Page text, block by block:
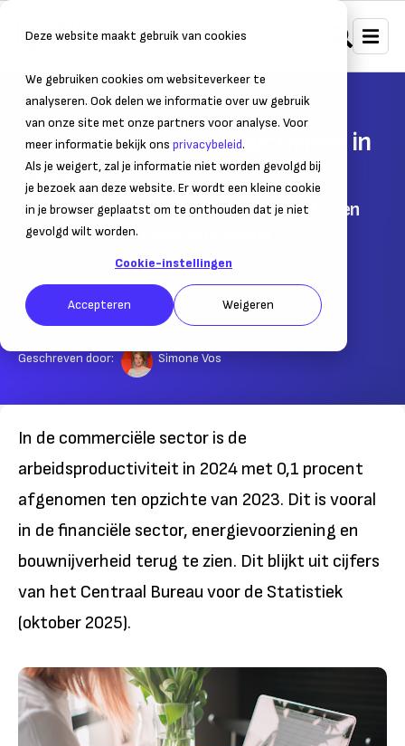
Deze website maakt gebruik van cookies
We gebruiken cookies om websiteverkeer te
analyseren. Ook delen we informatie over uw gebruik
van onze site met onze partners voor analyse. Voor
meer informatie bekijk ons privacybeleid.
Als je weigert, zal je informatie niet worden gevolgd bij
je bezoek aan deze website. Er wordt een kleine cookie
in je browser geplaatst om te onthouden dat je niet
gevolgd wilt worden.
Cookie-instellingen
Accepteren Weigeren
Home Nieuws Ondernemersnieuws
Stagnatie arbeidsproductiviteit in
2024
Waarom stagneert de arbeidsproductiviteit en
wat betekent dat voor jouw bedrijf?
13 oktober 2025– Leestijd: 3min.
Laatst bijgewerkt:
13 oktober 2025
Geschreven door: Simone Vos
In de commerciële sector is de
arbeidsproductiviteit in 2024 met 0,1 procent
afgenomen ten opzichte van 2023. Dit is vooral
in de financiële sector, energievoorziening en
bouwnijverheid terug te zien. Dit blijkt uit cijfers
van het Centraal Bureau voor de Statistiek
(oktober 2025).